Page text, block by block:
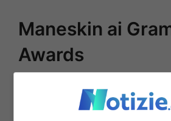
Maneskin ai
Awards